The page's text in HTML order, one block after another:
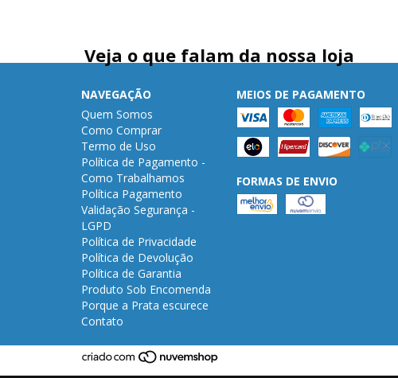
Veja o que falam da nossa loja
NAVEGAÇÃO
Quem Somos
Como Comprar
Termo de Uso
Política de Pagamento -
Como Trabalhamos
Política Pagamento
Validação Segurança -
LGPD
Política de Privacidade
Política de Devolução
Política de Garantia
Produto Sob Encomenda
Porque a Prata escurece
Contato
MEIOS DE PAGAMENTO
FORMAS DE ENVIO